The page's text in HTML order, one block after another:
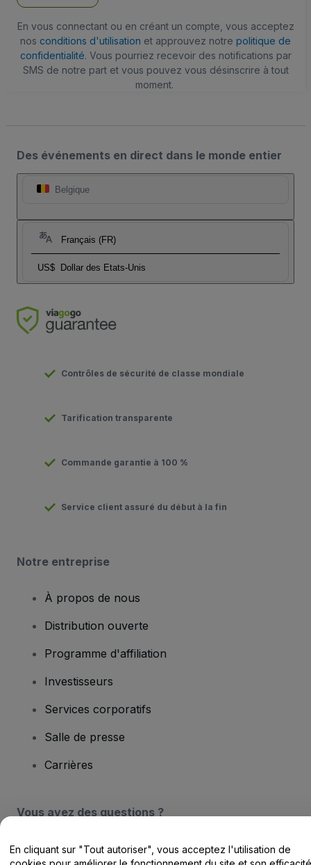
En vous connectant ou en créant un compte, vous acceptez
nos conditions d'utilisation et approuvez notre politique de
confidentialité. Vous pourriez recevoir des notifications par
SMS de notre part et vous pouvez vous désinscrire à tout
moment.
Des événements en direct dans le monde entier
Belgique
Français (FR)
US$ Dollar des Etats-Unis
Contrôles de sécurité de classe mondiale
Tarification transparente
Commande garantie à 100 %
Service client assuré du début à la fin
Notre entreprise
À propos de nous
Distribution ouverte
Programme d'affiliation
Investisseurs
Services corporatifs
Salle de presse
Carrières
Vous avez des questions ?
Centre d'assistance / Nous contacter
En cliquant sur "Tout autoriser", vous acceptez l'utilisation de